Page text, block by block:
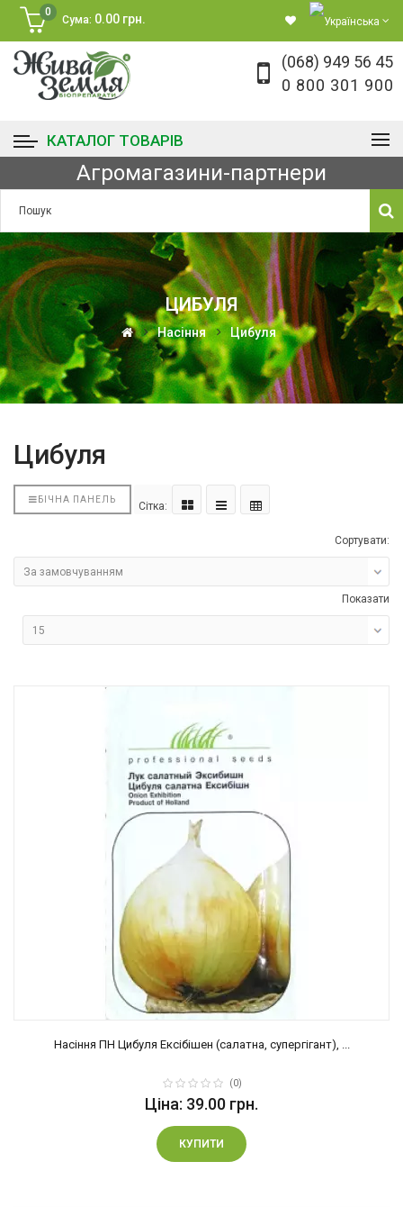
0
Сума: 0.00 грн.
(068) 949 56 45
0 800 301 900
КАТАЛОГ ТОВАРІВ
Агромагазини-партнери
ЦИБУЛЯ
Насіння Цибуля
Цибуля
БІЧНА ПАНЕЛЬ
Сітка:
Сортувати:
Показати
Насіння ПН Цибуля Ексібішен (салатна, супергігант), ...
(0)
Ціна: 39.00 грн.
КУПИТИ